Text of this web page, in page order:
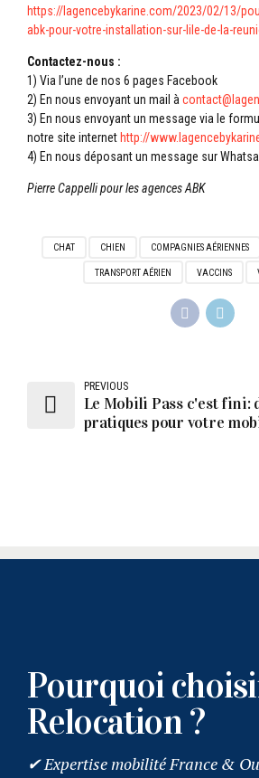
https://lagencebykarine.com/2023/02/13/
abk-pour-votre-installation-sur-lile-de-la-
Contactez-nous :
1) Via l’une de nos 6 pages Facebook
2) En nous envoyant un mail à
3) En nous envoyant un message via le
notre site internet http://
4) En nous déposant un message sur
Pierre Cappelli pour les agences ABK
CHAT CHIEN COMPAGNIES AÉRIENNES
TRANSPORT AÉRIEN VACCINS
PREVIOUS
Le Mobili Pass c'est fini:
pratiques pour votre
Pourquoi
Relocation ?
✔ Expertise mobilité France &